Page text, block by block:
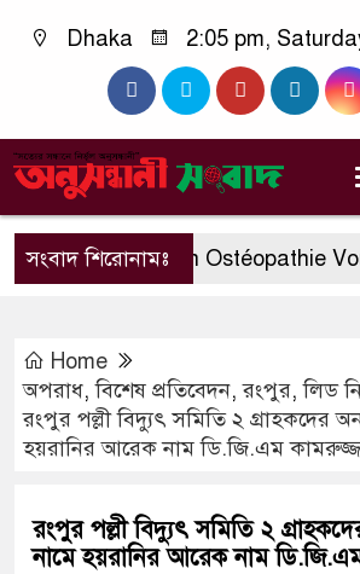
Dhaka 2:05 pm,
সংবাদ শিরোনামঃ
Docteur En Ostéopathie Vous
Home
অপরাধ,বিশেষ প্রতিবেদন,রংপুর,লিড
রংপুর পল্লী বিদ্যুৎ সমিতি ২ গ্রাহকদের
হয়রানির আরেক নাম ডি.জি.এম
রংপুর পল্লী বিদ্যুৎ সমিতি ২
নামে হয়রানির আরেক নাম